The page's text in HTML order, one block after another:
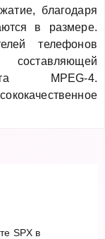
благодаря
в размере.
телефонов
MPEG-4.
SPX в